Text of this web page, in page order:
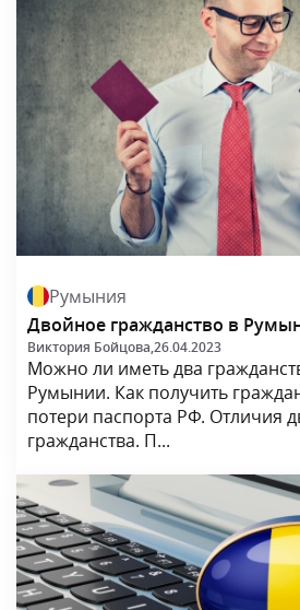
Румыния
Двойное гражданство в
Виктория Бойцова,26.04.2023
Можно ли иметь два
Румынии. Как получить
потери паспорта РФ. Отличия
гражданства. П...